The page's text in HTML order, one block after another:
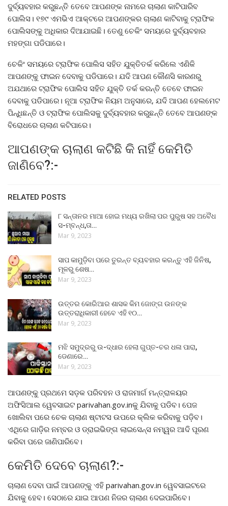
ଦୁର୍ବ୍ୟବହାର କରୁଛନ୍ତି ତେବେ ଆପଣଙ୍କ ନାମରେ ଚାଲାଣ କାଟିପାରିବ
ପୋଲିସ। ୧୭୯ ଏମଭିଏ ଆକ୍ଟରେ ଆପଣଙ୍କର ଚାଲାଣ କାଟିବାକୁ ଟ୍ରାଫିକ
ପୋଲିସଙ୍କୁ ଅଧିକାର ଦିଆଯାଇଛି। ତେଣୁ ଚେକିଂ ସମୟରେ ଦୁର୍ବ୍ୟବହାର
ମହଙ୍ଗା ପଡିପାରେ।
ଚେକିଂ ସମୟରେ ଟ୍ରାଫିକ ପୋଲିସ ସହିତ ଯୁକ୍ତିତର୍କ କରିଲେ ଏଣିକି
ଆପଣଙ୍କୁ ଫାଇନ ଦେବାକୁ ପଡିପାରେ। ଯଦି ଆପଣ କୌଣସି କାରଣରୁ
ଅଯଥାରେ ଟ୍ରାଫିକ ପୋଲିସ ସହିତ ଯୁକ୍ତି ତର୍କ କରନ୍ତି ତେବେ ଫାଇନ
ଦେବାକୁ ପଡିପାରେ। ନୂଆ ଟ୍ରାଫିକ ନିୟମ ଅନୁସାରେ, ଯଦି ଆପଣ ହେଲମେଟ
ପିନ୍ଧିଛନ୍ତି ଓ ଟ୍ରାଫିକ ପୋଲିସକୁ ଦୁର୍ବ୍ୟବହାର କରୁଛନ୍ତି ତେବେ ଆପଣଙ୍କ
ବିରୋଧରେ ଚାଲାଣ କଟିପାରେ।
ଆପଣଙ୍କ ଚାଲାଣ କଟିଛି କି ନାହିଁ କେମିତି
ଜାଣିବେ?:-
RELATED POSTS
୮ ସନ୍ତାନର ମାଆ ହୋଇ ମଧ୍ୟ ରଖିଲା ପର ପୁରୁଷ ସହ ଅବୈଧ
ସ-ମ୍ବନ୍ଧ,ତା…
Mar 9, 2023
ସାପ କାମୁଡ଼ିବା ପରେ ତୁରନ୍ତ ବ୍ୟବହାର କରନ୍ତୁ ଏହି ଜିନିଷ,
ମୂଳରୁ ଶେଷ…
Mar 9, 2023
ଉତ୍ତର କୋରିଆର ଶାସକ କିମ ଜୋଙ୍ଗ ଉନଙ୍କ
ଉତ୍ତରାଧିକାରୀ ହେବେ ଏହି ୧୦…
Mar 9, 2023
ମଝି ସମୁଦ୍ରରୁ ଉ-ଦ୍ଧାର ହେଲା ଗୁପ୍ତ-ଚର ଧଳା ପାରା,
ଡେଣାରେ…
Mar 9, 2023
ଆପଣଙ୍କୁ ପ୍ରଥମେ ସଡ଼କ ପରିବହନ ଓ ରାଜମାର୍ଗ ମନ୍ତ୍ରାଳୟର
ଅଫିସିଆଲ ୱେବସାଇଟ parivahan.gov.inକୁ ଯିବାକୁ ପଡିବ। ପେଜ
ଖୋଲିବା ପରେ ଚେକ ଚାଲାଣ ଷ୍ଟାଟସ ଉପରେ କ୍ଲିକ କରିବାକୁ ପଡ଼ିବ।
ଏଥିରେ ଗାଡ଼ିର ନମ୍ବର ଓ ଡ୍ରାଇଭିଙ୍ଗ ଲାଇସେନ୍ସ ନମ୍ୱର ଆଦି ପୂରଣ
କରିବା ପରେ ଜାଣିପାରିବେ।
କେମିତି ଦେବେ ଚାଲାଣ?:-
ଚାଲାଣ ଦେବା ପାଇଁ ଆପଣଙ୍କୁ ଏହି parivahan.gov.in ୱେବସାଇଟରେ
ଯିବାକୁ ହେବ। ସେଠାରେ ଯାଇ ଆପଣ ନିଜର ଚାଲାଣ ଦେଇପାରିବେ।